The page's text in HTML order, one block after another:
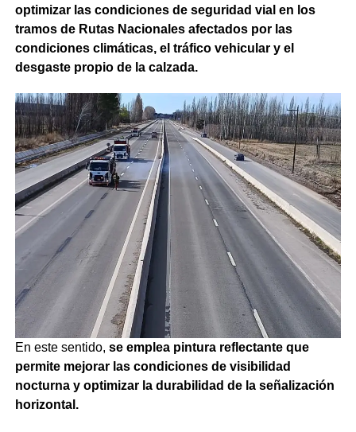
optimizar las condiciones de seguridad vial en los
tramos de Rutas Nacionales afectados por las
condiciones climáticas, el tráfico vehicular y el
desgaste propio de la calzada.
En este sentido, se emplea pintura reflectante que
permite mejorar las condiciones de visibilidad
nocturna y optimizar la durabilidad de la señalización
horizontal.